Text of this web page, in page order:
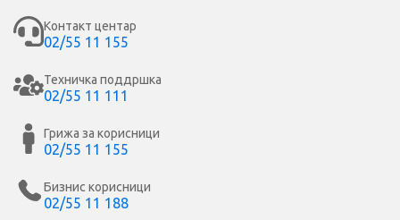
Контакт центар
02/55 11 155
Техничка поддршка
02/55 11 111
Грижа за корисници
02/55 11 155
Бизнис корисници
02/55 11 188